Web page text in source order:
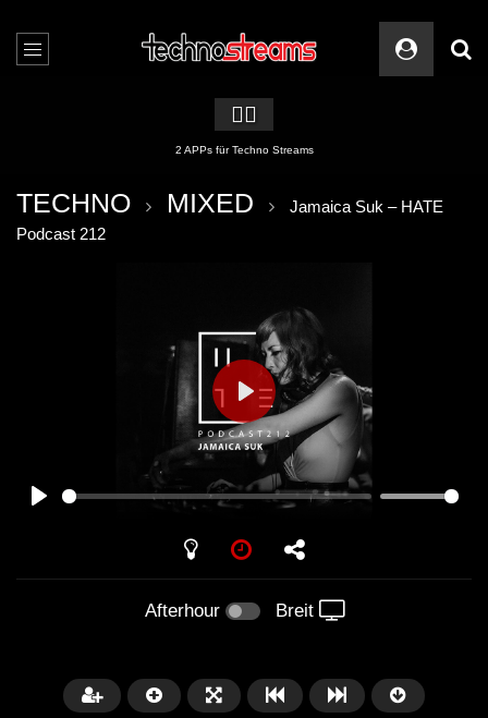
🏳️‍🌈
2 APPs für Techno Streams
TECHNO MIXED
Jamaica Suk – HATE
Podcast 212
PLAY
Afterhour Breit